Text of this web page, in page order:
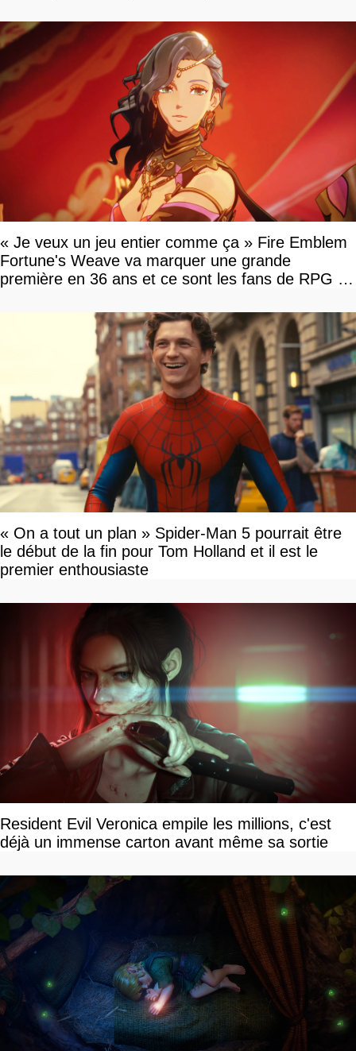
« Je veux un jeu entier comme ça » Fire Emblem
Fortune's Weave va marquer une grande
première en 36 ans et ce sont les fans de RPG en
« On a tout un plan » Spider-Man 5 pourrait être
le début de la fin pour Tom Holland et il est le
premier enthousiaste
Resident Evil Veronica empile les millions, c'est
déjà un immense carton avant même sa sortie